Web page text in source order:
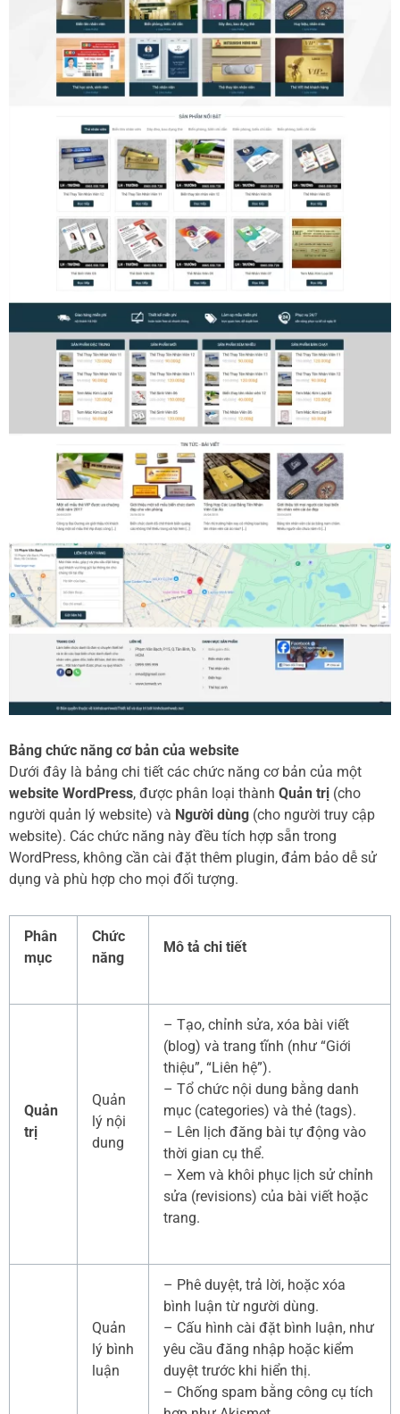
Bảng chức năng cơ bản của website
Dưới đây là bảng chi tiết các chức năng cơ bản của một
website WordPress, được phân loại thành Quản trị (cho
người quản lý website) và Người dùng (cho người truy cập
website). Các chức năng này đều tích hợp sẵn trong
WordPress, không cần cài đặt thêm plugin, đảm bảo dễ sử
dụng và phù hợp cho mọi đối tượng.
Phân
mục
Chức
năng
Mô tả chi tiết
Quản
trị
Quản
lý nội
dung
– Tạo, chỉnh sửa, xóa bài viết
(blog) và trang tĩnh (như “Giới
thiệu”, “Liên hệ”).
– Tổ chức nội dung bằng danh
mục (categories) và thẻ (tags).
– Lên lịch đăng bài tự động vào
thời gian cụ thể.
– Xem và khôi phục lịch sử chỉnh
sửa (revisions) của bài viết hoặc
trang.
Quản
lý bình
luận
– Phê duyệt, trả lời, hoặc xóa
bình luận từ người dùng.
– Cấu hình cài đặt bình luận, như
yêu cầu đăng nhập hoặc kiểm
duyệt trước khi hiển thị.
– Chống spam bằng công cụ tích